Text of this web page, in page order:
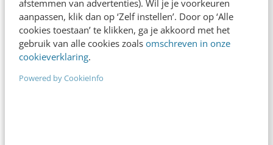
afstemmen van advertenties). Wil je je voorkeuren
aanpassen, klik dan op ‘Zelf instellen’. Door op ‘Alle
cookies toestaan’ te klikken, ga je akkoord met het
gebruik van alle cookies zoals omschreven in onze
cookieverklaring.
Powered by CookieInfo
In 2,5 uur van Google-first naar AI-first: zo wordt je
content beter gevonden. Schrijf je in en bekijk
direct.